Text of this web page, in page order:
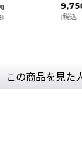
)
) (税込:
この商品を見た